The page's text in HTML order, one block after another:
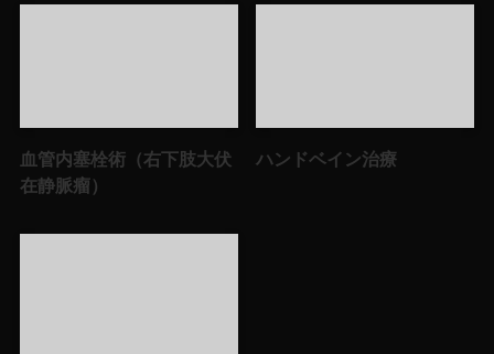
血管内塞栓術（右下肢大伏
在静脈瘤）
ハンドベイン治療